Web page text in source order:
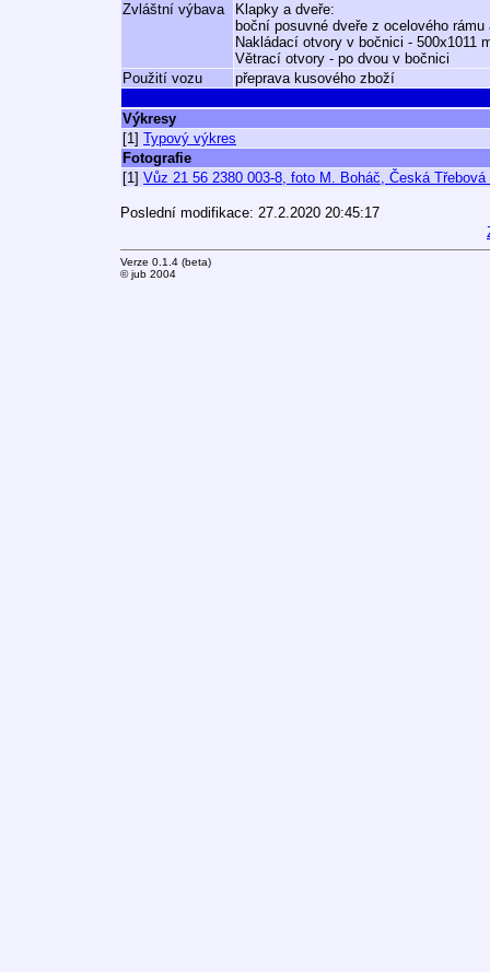
Zvláštní výbava
Klapky a dveře:
boční posuvné dveře z ocelového
Nakládací otvory v bočnici - 500x1011
Větrací otvory - po dvou v bočnici
Použití vozu
přeprava kusového zboží
Výkresy
[1] Typový výkres
Fotografie
[1] Vůz 21 56 2380 003-8, foto M. Boháč, Česká Třebová
Poslední modifikace: 27.2.2020 20:45:17
Verze 0.1.4 (beta)
© jub 2004